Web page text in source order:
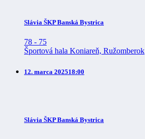
Slávia ŠKP Banská Bystrica
78 - 75
Športová hala Koniareň, Ružomberok
12. marca 202518:00
Slávia ŠKP Banská Bystrica